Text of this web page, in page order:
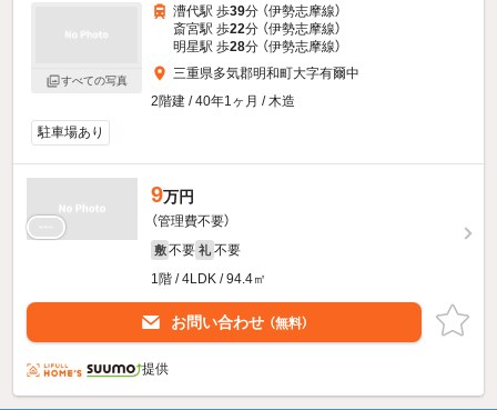
すべての写真
漕代駅 歩39分 （伊勢志摩線）
斎宮駅 歩22分 （伊勢志摩線）
明星駅 歩28分 （伊勢志摩線）
三重県多気郡明和町大字有爾中
2階建 / 40年1ヶ月 / 木造
駐車場あり
9万円
（管理費不要）
敷 不要 礼 不要
1階 / 4LDK / 94.4㎡
お問い合わせ （無料）
提供